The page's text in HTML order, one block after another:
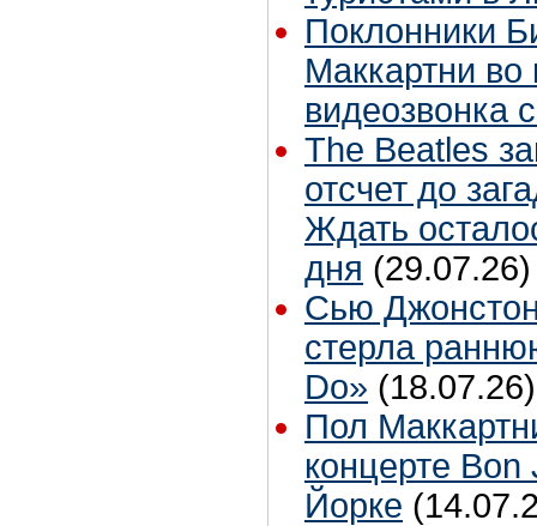
Поклонники
Маккартни во
видеозвонка
The Beatles
отсчет до
Ждать
дня (29.07.26)
Сью
стерла
Do» (18.07.26)
Пол
концерте
Йорке